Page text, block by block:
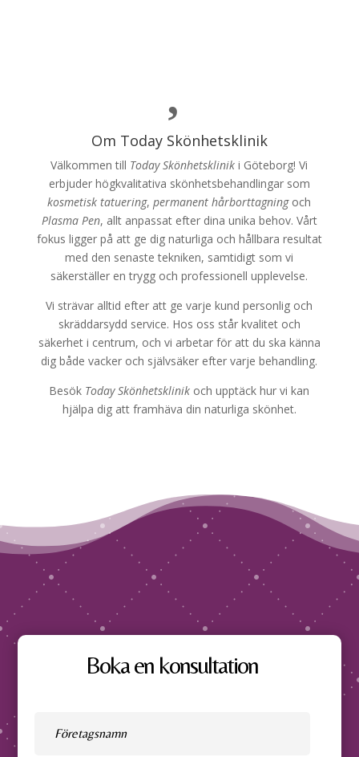
Om Today Skönhetsklinik
Välkommen till Today Skönhetsklinik i Göteborg! Vi
erbjuder högkvalitativa skönhetsbehandlingar som
kosmetisk tatuering,permanent hårborttagningoch
Plasma Pen, allt anpassat efter dina unika behov. Vårt
fokus ligger på att ge dig naturliga och hållbara resultat
med den senaste tekniken, samtidigt som vi
säkerställer en trygg och professionell upplevelse.
Vi strävar alltid efter att ge varje kund personlig och
skräddarsydd service. Hos oss står kvalitet och
säkerhet i centrum, och vi arbetar för att du ska känna
dig både vacker och självsäker efter varje behandling.
Besök Today Skönhetsklinik och upptäck hur vi kan
hjälpa dig att framhäva din naturliga skönhet.
Boka en konsultation